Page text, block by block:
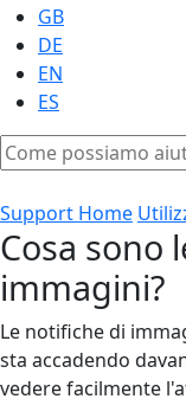
GB
DE
EN
ES
Support Home
Cosa sono
immagini?
Le notifiche di
sta accadendo
vedere facilmente